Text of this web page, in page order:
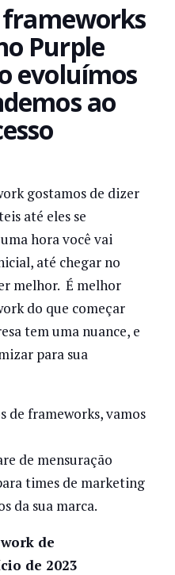
frameworks
Purple
evoluímos
ao
gostamos de dizer
até eles se
hora você vai
até chegar no
melhor. É melhor
do que começar
tem uma nuance, e
para sua
de frameworks, vamos
de mensuração
times de marketing
da sua marca.
de
de 2023